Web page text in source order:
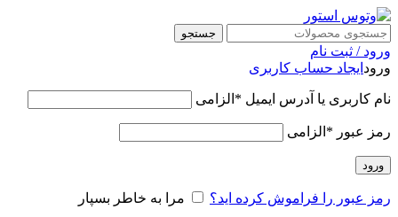
جستجو
ورود / ثبت نام
ورود ایجاد حساب کاربری
نام کاربری یا آدرس ایمیل * الزامی
رمز عبور * الزامی
ورود
رمز عبور را فراموش کرده اید؟ مرا به خاطر بسپار